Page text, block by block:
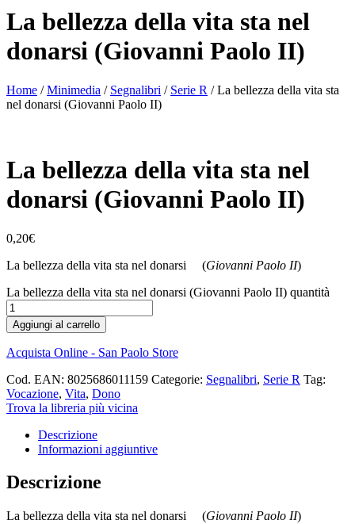
La bellezza della vita sta nel
donarsi (Giovanni Paolo II)
Home /Minimedia / Segnalibri / Serie R / La bellezza della vita sta
nel donarsi (Giovanni Paolo II)
La bellezza della vita sta nel
donarsi (Giovanni Paolo II)
0,20€
La bellezza della vita sta nel donarsi (Giovanni Paolo II)
La bellezza della vita sta nel donarsi (Giovanni Paolo II) quantità
Aggiungi al carrello
Acquista Online - San Paolo Store
Cod. EAN: 8025686011159 Categorie: Segnalibri, Serie R Tag:
Vocazione, Vita, Dono
Trova la libreria più vicina
Descrizione
Informazioni aggiuntive
Descrizione
La bellezza della vita sta nel donarsi (Giovanni Paolo II)